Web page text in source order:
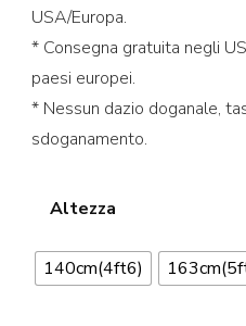
USA/Europa.
* Consegna gratuita negli
paesi europei.
* Nessun dazio doganale,
sdoganamento.
Altezza
140cm(4ft6)